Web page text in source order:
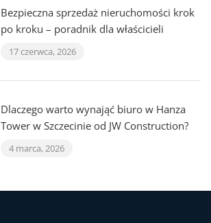
Bezpieczna sprzedaż nieruchomości krok
po kroku – poradnik dla właścicieli
17 czerwca, 2026
Dlaczego warto wynająć biuro w Hanza
Tower w Szczecinie od JW Construction?
4 marca, 2026